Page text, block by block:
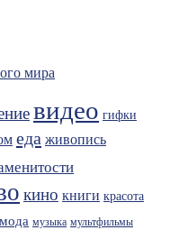
мира
видео гифки
еда живопись
кино книги красота
мода музыка мультфильмы